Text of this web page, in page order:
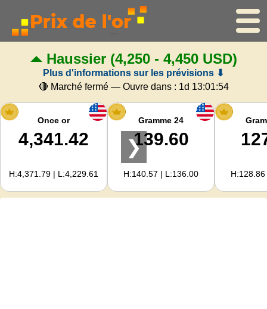
Accueil
Cours de l'or
Cours de l'argent
Calculateur d'or
Pour les Webmasters
Haussier(4,250 - 4,450 USD)
Plus d'informations sur les prévisions ⬇
🔴 Marché fermé — Ouvre dans : 1d 13:01:53
Once or
4,341.42
H:4,371.79 | L:4,229.61
Gramme 24
139.60
H:140.57 | L:136.00
❯